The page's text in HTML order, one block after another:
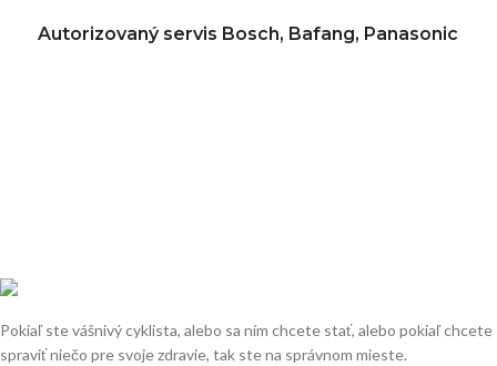
Autorizovaný servis Bosch, Bafang, Panasonic
Pokiaľ ste vášnivý cyklista, alebo sa ním chcete stať, alebo pokiaľ chcete
spraviť niečo pre svoje zdravie, tak ste na správnom mieste.